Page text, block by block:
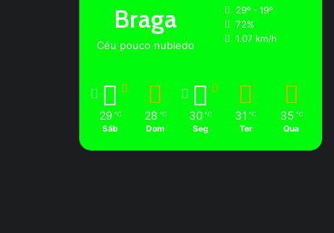
Braga
Céu pouco nubledo
29º - 19º
72%
1.07 km/h
29 ℃
Sáb
28 ℃
Dom
30 ℃
Seg
31 ℃
Ter
35 ℃
Qua